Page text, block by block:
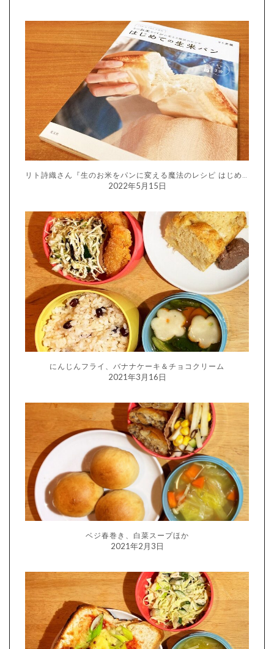
リト詩織さん『生のお米をパンに変える魔法のレシピ はじめての生米パン』
2022年5月15日
にんじんフライ、バナナケーキ＆チョコクリーム
2021年3月16日
ベジ春巻き、白菜スープほか
2021年2月3日